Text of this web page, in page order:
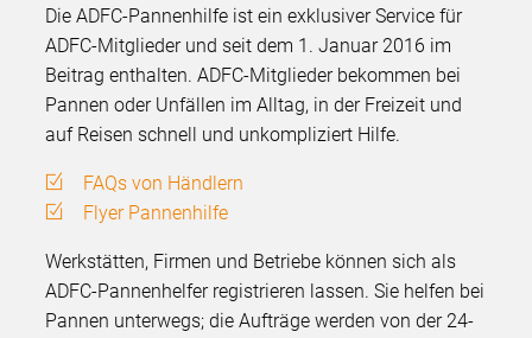
Die ADFC-Pannenhilfe ist ein exklusiver Service für
ADFC-Mitglieder und seit dem 1. Januar 2016 im
Beitrag enthalten. ADFC-Mitglieder bekommen bei
Pannen oder Unfällen im Alltag, in der Freizeit und
auf Reisen schnell und unkompliziert Hilfe.
FAQs von Händlern
Flyer Pannenhilfe
Werkstätten, Firmen und Betriebe können sich als
ADFC-Pannenhelfer registrieren lassen. Sie helfen bei
Pannen unterwegs; die Aufträge werden von der 24-